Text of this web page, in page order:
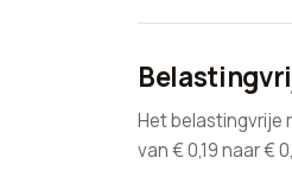
Het belastingvrije
van € 0,19 naar €